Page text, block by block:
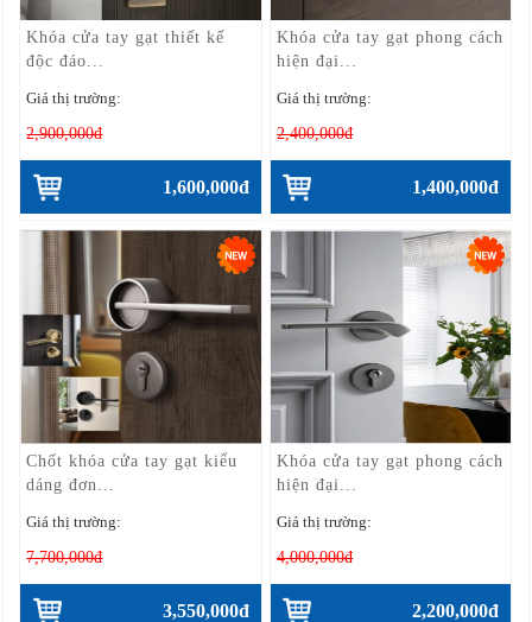
Khóa cửa tay gạt thiết kế
độc đáo...
Giá thị trường:
2,900,000đ
1,600,000đ
Khóa cửa tay gạt phong cách
hiện đại...
Giá thị trường:
2,400,000đ
1,400,000đ
Chốt khóa cửa tay gạt kiểu
dáng đơn...
Giá thị trường:
7,700,000đ
3,550,000đ
Khóa cửa tay gạt phong cách
hiện đại...
Giá thị trường:
4,000,000đ
2,200,000đ